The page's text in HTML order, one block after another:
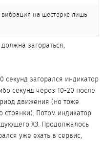
на шестерке лишь
загораться,
загорался индикатор
секунд через 10-20 после
движения (но тоже
стоянки). Потом индикатор
ХЗ. Продолжалось
уже ехать в сервис,